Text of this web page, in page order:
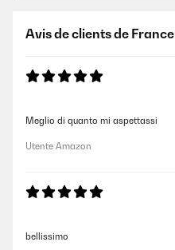
Avis de clients de France
Meglio di quanto mi aspettassi
Utente Amazon
bellissimo